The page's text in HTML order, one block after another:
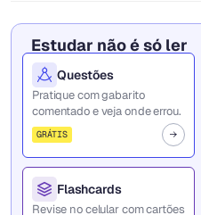
Estudar não é só ler
Questões
Pratique com gabarito
comentado e veja onde errou.
GRÁTIS
Flashcards
Revise no celular com cartões